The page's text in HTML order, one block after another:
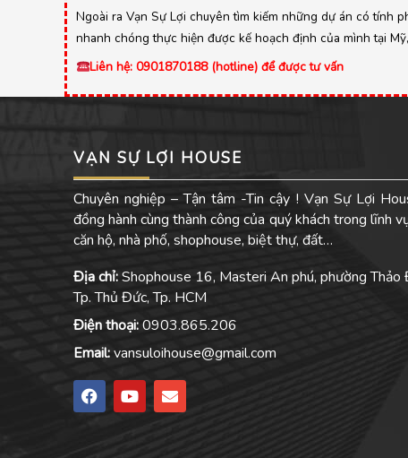
Ngoài ra Vạn Sự Lợi chuyên tìm kiếm những dự án có tính
nhanh chóng thực hiện được kế hoạch định của mình tại
Liên hệ: 0901870188 (hotline) để được tư vấn
VẠN SỰ LỢI HOUSE
Chuyên nghiệp – Tận tâm -Tin cậy ! Vạn Sự Lợi
đồng hành cùng thành công của quý khách trong lĩnh
căn hộ, nhà phố, shophouse, biệt thự, đất…
Địa chỉ:Shophouse 16, Masteri An phú, phường Thảo
Tp. Thủ Đức, Tp. HCM
Điện thoại:0903.865.206
Email:vansuloihouse@gmail.com
F
a
c
Y
o
u
E
n
v